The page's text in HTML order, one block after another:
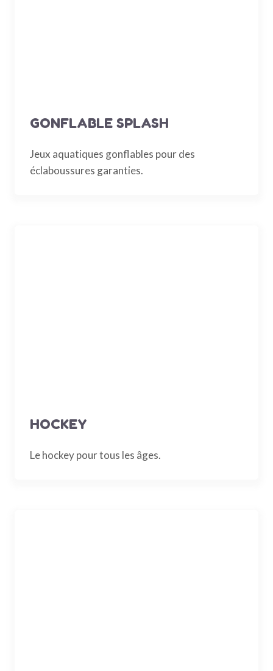
GONFLABLE SPLASH
Jeux aquatiques gonflables pour des
éclaboussures garanties.
HOCKEY
Le hockey pour tous les âges.